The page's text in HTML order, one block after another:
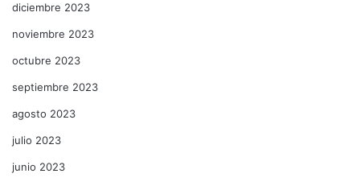
diciembre 2023
noviembre 2023
octubre 2023
septiembre 2023
agosto 2023
julio 2023
junio 2023